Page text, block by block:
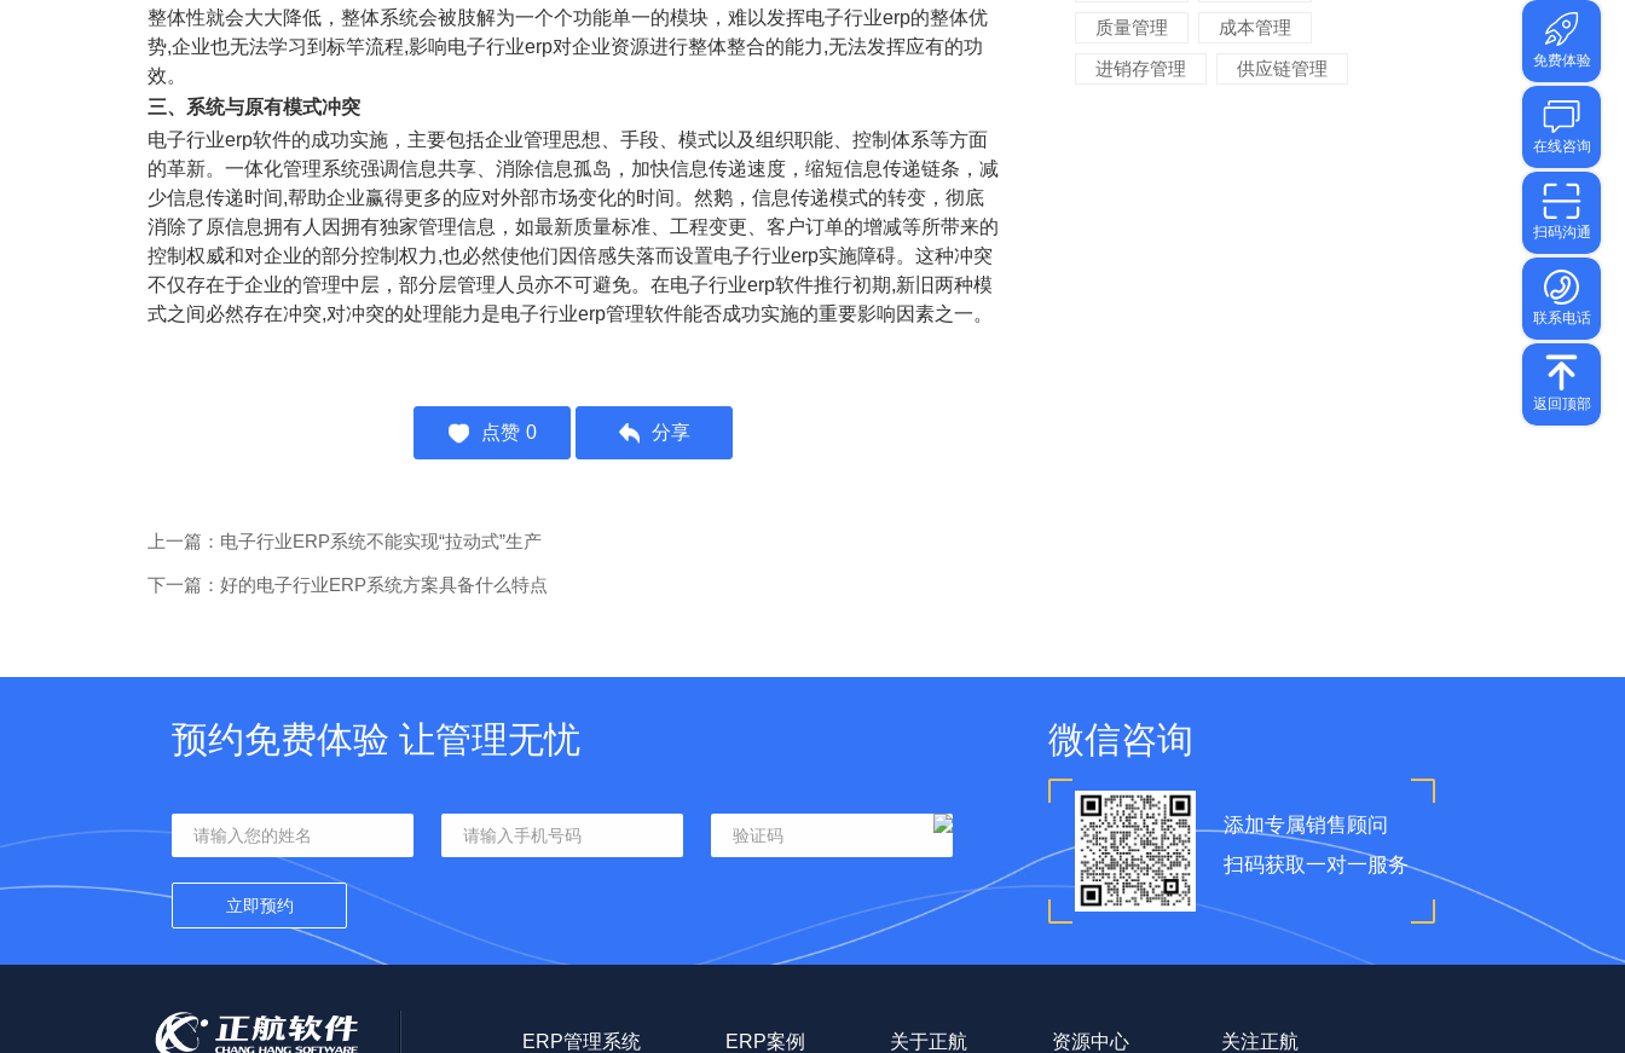
整体性就会大大降低，整体系统会被肢解为一个个功能单一的模块，难以发挥电子行业erp的整体优
势,企业也无法学习到标竿流程,影响电子行业erp对企业资源进行整体整合的能力,无法发挥应有的功
效。
三、系统与原有模式冲突
电子行业erp软件的成功实施，主要包括企业管理思想、手段、模式以及组织职能、控制体系等方面
的革新。一体化管理系统强调信息共享、消除信息孤岛，加快信息传递速度，缩短信息传递链条，减
少信息传递时间,帮助企业赢得更多的应对外部市场变化的时间。然鹅，信息传递模式的转变，彻底
消除了原信息拥有人因拥有独家管理信息，如最新质量标准、工程变更、客户订单的增减等所带来的
控制权威和对企业的部分控制权力,也必然使他们因倍感失落而设置电子行业erp实施障碍。这种冲突
不仅存在于企业的管理中层，部分层管理人员亦不可避免。在电子行业erp软件推行初期,新旧两种模
式之间必然存在冲突,对冲突的处理能力是电子行业erp管理软件能否成功实施的重要影响因素之一。
点赞 0 分享
上一篇：电子行业ERP系统不能实现“拉动式”生产
下一篇：好的电子行业ERP系统方案具备什么特点
质量管理
成本管理
进销存管理
供应链管理
预约免费体验 让管理无忧 微信咨询
添加专属销售顾问
扫码获取一对一服务
ERP管理系统 ERP案例 关于正航 资源中心 关注正航